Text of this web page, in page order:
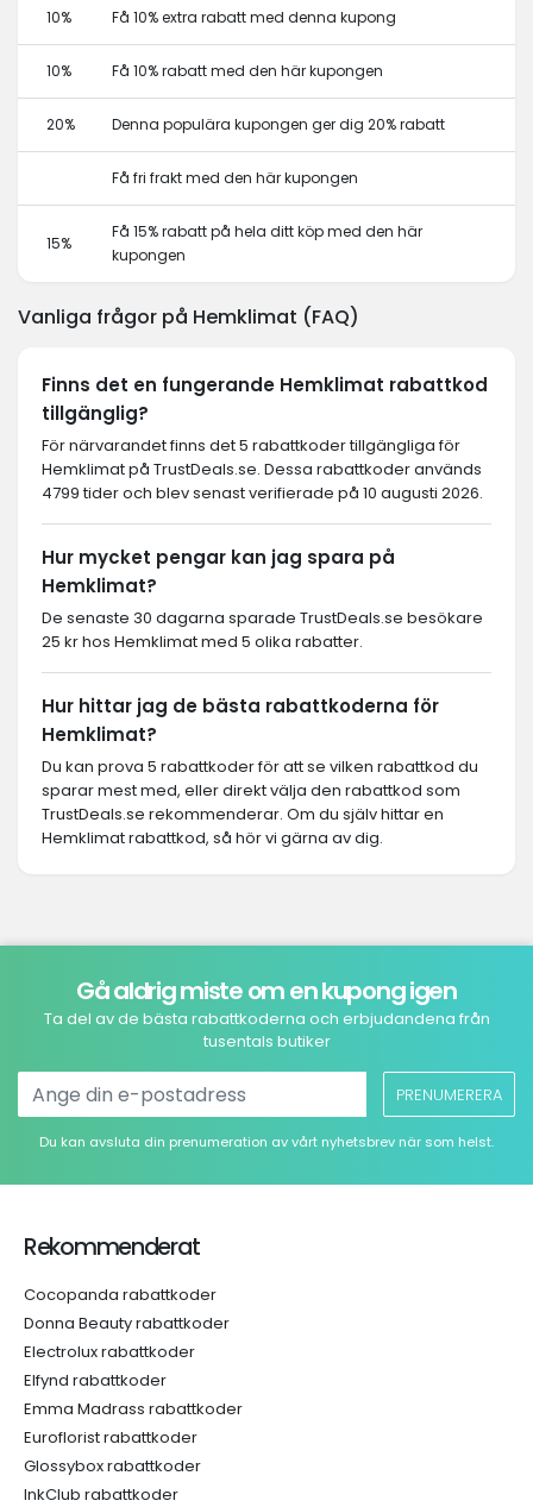
10% Få 10% extra rabatt med denna kupong
10% Få 10% rabatt med den här kupongen
20% Denna populära kupongen ger dig 20% rabatt
Få fri frakt med den här kupongen
15%
Få 15% rabatt på hela ditt köp med den här
kupongen
Vanliga frågor på Hemklimat (FAQ)
Finns det en fungerande Hemklimat rabattkod
tillgänglig?
För närvarandet finns det 5 rabattkoder tillgängliga för
Hemklimat på TrustDeals.se. Dessa rabattkoder används
4799 tider och blev senast verifierade på 10 augusti 2026.
Hur mycket pengar kan jag spara på
Hemklimat?
De senaste 30 dagarna sparade TrustDeals.se besökare
25 kr hos Hemklimat med 5 olika rabatter.
Hur hittar jag de bästa rabattkoderna för
Hemklimat?
Du kan prova 5 rabattkoder för att se vilken rabattkod du
sparar mest med, eller direkt välja den rabattkod som
TrustDeals.se rekommenderar. Om du själv hittar en
Hemklimat rabattkod, så hör vi gärna av dig.
Gå aldrig miste om en kupong igen
Ta del av de bästa rabattkoderna och erbjudandena från
tusentals butiker
PRENUMERERA
Du kan avsluta din prenumeration av vårt nyhetsbrev när som helst.
Rekommenderat
Cocopanda rabattkoder
Donna Beauty rabattkoder
Electrolux rabattkoder
Elfynd rabattkoder
Emma Madrass rabattkoder
Euroflorist rabattkoder
Glossybox rabattkoder
InkClub rabattkoder